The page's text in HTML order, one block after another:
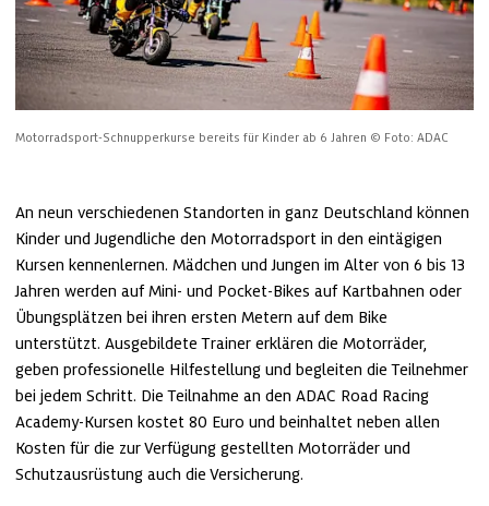
Motorradsport-Schnupperkurse bereits für Kinder ab 6 Jahren © Foto: ADAC
An neun verschiedenen Standorten in ganz Deutschland können
Kinder und Jugendliche den Motorradsport in den eintägigen
Kursen kennenlernen. Mädchen und Jungen im Alter von 6 bis 13
Jahren werden auf Mini- und Pocket-Bikes auf Kartbahnen oder
Übungsplätzen bei ihren ersten Metern auf dem Bike
unterstützt. Ausgebildete Trainer erklären die Motorräder,
geben professionelle Hilfestellung und begleiten die Teilnehmer
bei jedem Schritt. Die Teilnahme an den ADAC Road Racing
Academy-Kursen kostet 80 Euro und beinhaltet neben allen
Kosten für die zur Verfügung gestellten Motorräder und
Schutzausrüstung auch die Versicherung.